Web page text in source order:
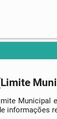
Municipal
informações